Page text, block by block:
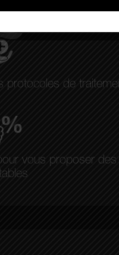
protocoles de
vous proposer des